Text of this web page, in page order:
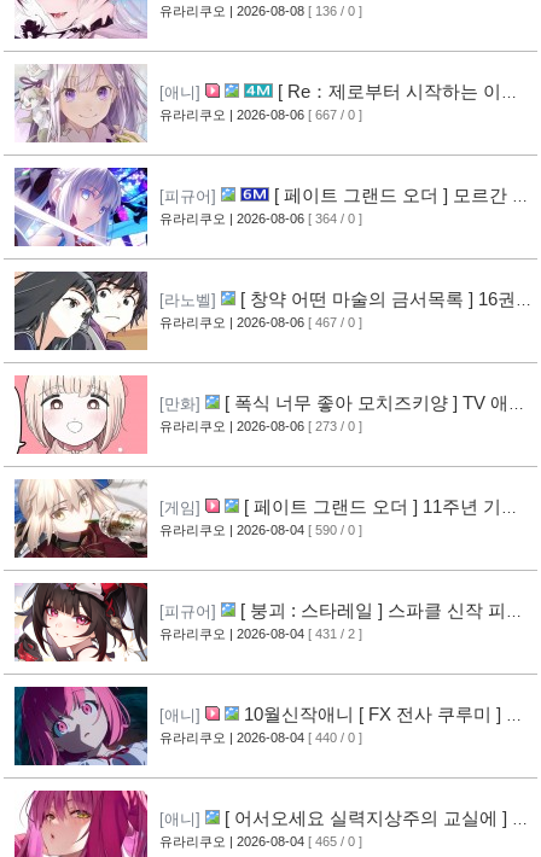
이션화 결정 [4]
유라리쿠오 | 2026-08-08 [ 136 / 0 ]
[애니]
[ Re：제로부터 시작하는 이세
계 생활 ] 4기 탈환편 PV 영상 공개
유라리쿠오 | 2026-08-06 [ 667 / 0 ]
[피규어]
[ 페이트 그랜드 오더 ] 모르간 르
페이 신작 피규어 공개
[7]
유라리쿠오 | 2026-08-06 [ 364 / 0 ]
[라노벨]
[ 창약 어떤 마술의 금서목록 ] 16권
표지 공개
[9]
유라리쿠오 | 2026-08-06 [ 467 / 0 ]
[만화]
[ 폭식 너무 좋아 모치즈키양 ] TV 애니
메이션화 결정 [10]
유라리쿠오 | 2026-08-06 [ 273 / 0 ]
[게임]
[ 페이트 그랜드 오더 ] 11주년 기념
영상 공개
[8]
유라리쿠오 | 2026-08-04 [ 590 / 0 ]
[피규어]
[ 붕괴 : 스타레일 ] 스파클 신작 피규
어 공개
[5]
유라리쿠오 | 2026-08-04 [ 431 / 2 ]
[애니]
10월신작애니 [ FX 전사 쿠루미 ] PV
영상 공개
[6]
유라리쿠오 | 2026-08-04 [ 440 / 0 ]
[애니]
[ 어서오세요 실력지상주의 교실에 ] 블
루레이 VOL.2 표지 공개 [7]
유라리쿠오 | 2026-08-04 [ 465 / 0 ]